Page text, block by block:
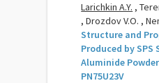
Larichkin A.Y. ,
, Drozdov V.O. ,
Structure and
Produced by
Aluminide
PN75U23V